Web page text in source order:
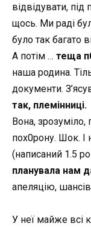
відвідувати,
щось. Ми раді
було так багато
А потім … теща
наша родина.
документи.
так, племінниці.
Вона, зрозуміло,
пох0рону. Шок. І
(написаний 1.5
планувала нам
апеляцію,
У неї майже всі